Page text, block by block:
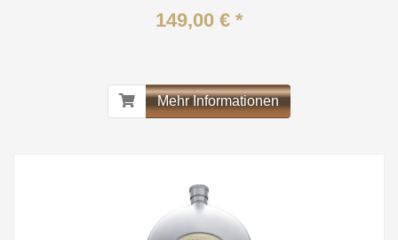
149,00 € *
Mehr Informationen